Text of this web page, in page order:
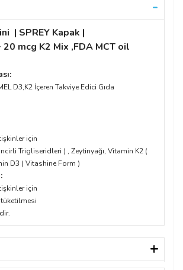
| SPREY Kapak |
20 mcg K2 Mix ,FDA MCT oil
D3,K2 İçeren Takviye Edici Gıda
için
Trigliseridleri ) , Zeytinyağı, Vitamin K2 (
D3 ( Vitashine Form )
için